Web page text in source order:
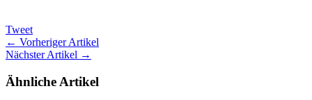
Tweet
← Vorheriger Artikel
Nächster Artikel →
Ähnliche Artikel